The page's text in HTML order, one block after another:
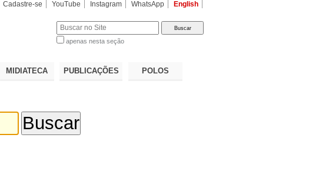
Cadastre-se YouTube Instagram WhatsApp English
apenas nesta seção
MIDIATECA PUBLICAÇÕES POLOS